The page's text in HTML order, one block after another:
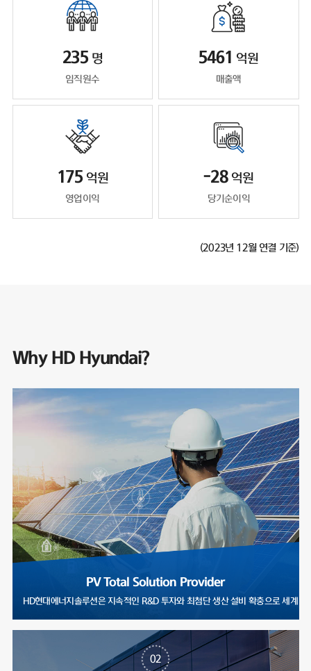
235 명
임직원수
5461 억원
매출액
175 억원
영업이익
-28 억원
당기순이익
(2023년 12월 연결 기준)
Why HD Hyundai?
PV Total Solution Provider
HD현대에너지솔루션은 지속적인 R&D 투자와 최첨단 생산 설비 확충으로
02